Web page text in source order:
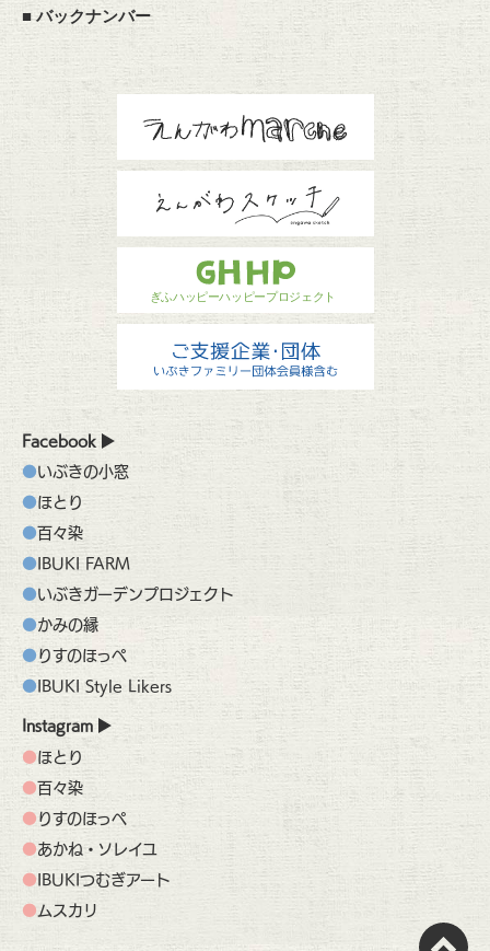
■バックナンバー
Facebook
いぶきの小窓
ほとり
百々染
IBUKI FARM
いぶきガーデンプロジェクト
かみの縁
りすのほっぺ
IBUKI Style Likers
Instagram
ほとり
百々染
りすのほっぺ
あかね・ソレイユ
IBUKIつむぎアート
ムスカリ